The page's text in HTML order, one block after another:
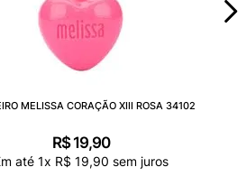
MELISSA CORAÇÃO XIII ROSA 34102
R$ 19,90
até 1x R$ 19,90 sem juros